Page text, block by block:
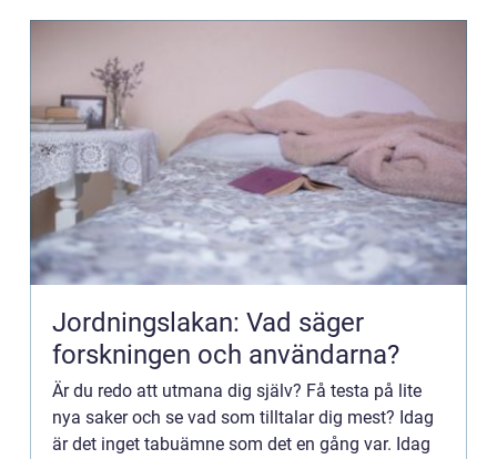
Jordningslakan: Vad säger
forskningen och användarna?
Är du redo att utmana dig själv? Få testa på lite
nya saker och se vad som tilltalar dig mest? Idag
är det inget tabuämne som det en gång var. Idag